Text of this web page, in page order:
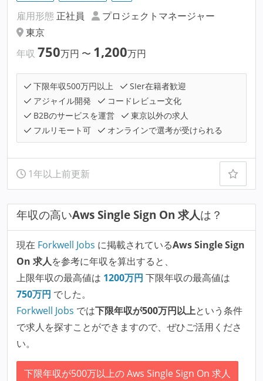
雇用形態 正社員
プロジェクトマネージャー
東京
年収 750万円 〜 1,200万円
下限年収500万円以上
SIer在籍者歓迎
アジャイル開発
コードレビュー文化
B2Bのサービスを運営
東京以外の求人
フルリモート可
オンラインで選考が受けられる
1年以上前更新
年収の高いAws Single Sign On 求人は？
現在 Forkwell Jobs に掲載されているAws Single Sign
On 求人を参考に年収を算出すると、
上限年収の最高値は 1200万円 下限年収の最高値は
750万円 でした。
Forkwell Jobs では下限年収が500万円以上という条件
で求人を探すことができますので、ぜひご活用くださ
い。
下限年収が500万以上の Aws Single Sign On 求人